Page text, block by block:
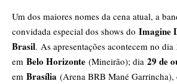
Um dos maiores nomes da cena atual, a
convidada especial dos shows do Imagine
Brasil. As apresentações acontecem no dia
em Belo Horizonte (Mineirão); dia 29 de
em Brasília (Arena BRB Mané Garrincha),